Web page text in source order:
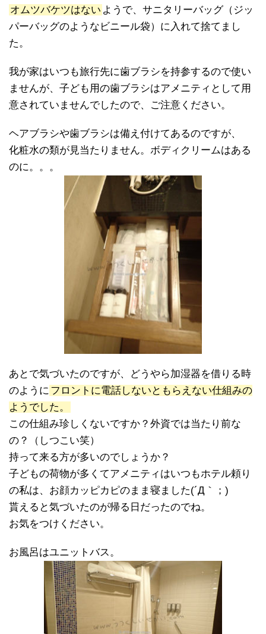
オムツバケツはない ようで、サニタリーバッグ（ジッ
パーバッグのようなビニール袋）に入れて捨てまし
た。
我が家はいつも旅行先に歯ブラシを持参するので使い
ませんが、子ども用の歯ブラシはアメニティとして用
意されていませんでしたので、ご注意ください。
ヘアブラシや歯ブラシは備え付けてあるのですが、
化粧水の類が見当たりません。ボディクリームはある
のに。。。
あとで気づいたのですが、どうやら加湿器を借りる時
のように フロントに電話しないともらえない仕組みの
ようでした。
この仕組み珍しくないですか？外資では当たり前な
の？（しつこい笑）
持って来る方が多いのでしょうか？
子どもの荷物が多くてアメニティはいつもホテル頼り
の私は、お顔カッピカピのまま寝ました(´Д｀；)
貰えると気づいたのが帰る日だったのでね。
お気をつけください。
お風呂はユニットバス。